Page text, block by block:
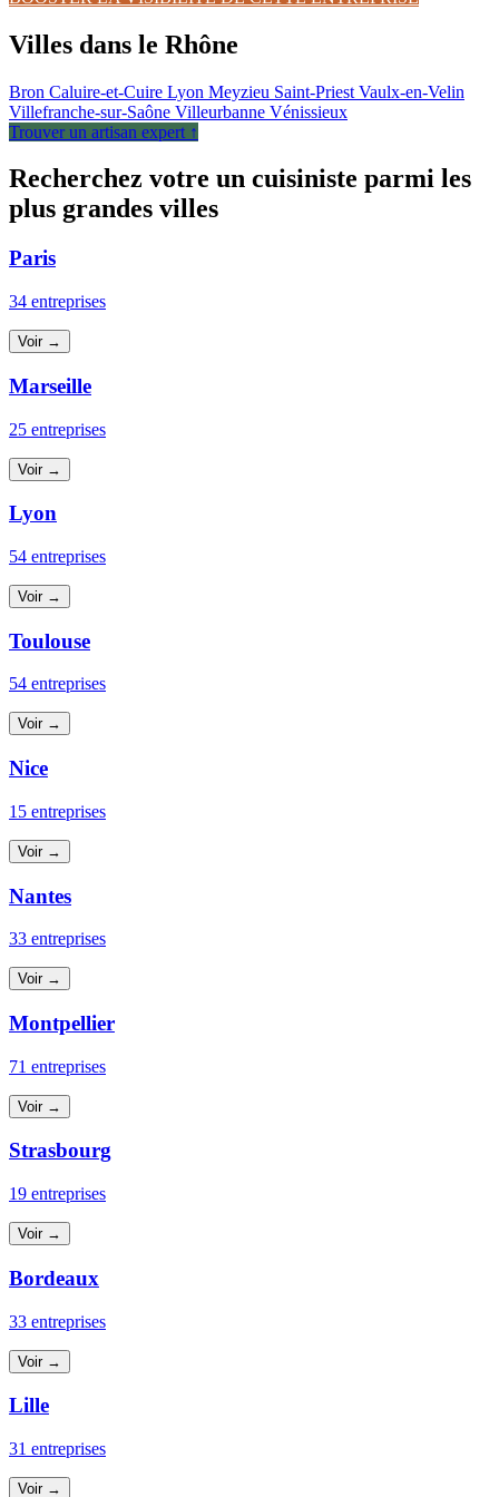
Villes dans le Rhône
Bron Caluire-et-Cuire Lyon Meyzieu Saint-Priest Vaulx-en-Velin
Villefranche-sur-Saône Villeurbanne Vénissieux
Trouver un artisan expert ↑
Recherchez votre un cuisiniste parmi les
plus grandes villes
Paris
34 entreprises
Voir →
Marseille
25 entreprises
Voir →
Lyon
54 entreprises
Voir →
Toulouse
54 entreprises
Voir →
Nice
15 entreprises
Voir →
Nantes
33 entreprises
Voir →
Montpellier
71 entreprises
Voir →
Strasbourg
19 entreprises
Voir →
Bordeaux
33 entreprises
Voir →
Lille
31 entreprises
Voir →